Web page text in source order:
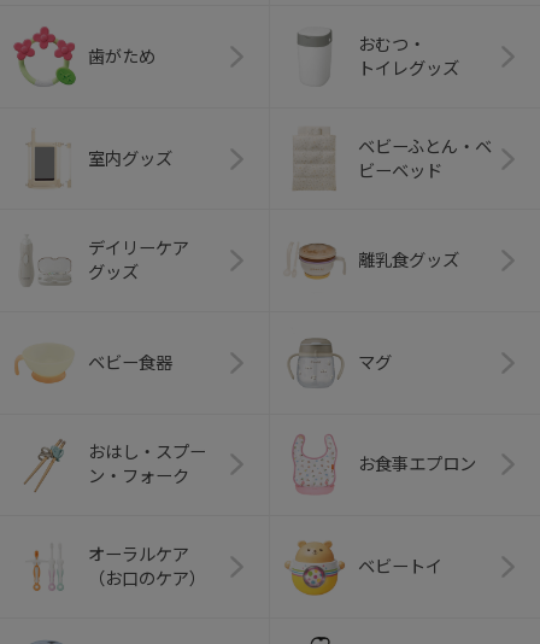
歯がため
おむつ・
トイレグッズ
室内グッズ
ベビーふとん・ベ
ビーベッド
デイリーケア
グッズ
離乳食グッズ
ベビー食器 マグ
おはし・スプー
ン・フォーク
お食事エプロン
オーラルケア
（お口のケア）
ベビートイ